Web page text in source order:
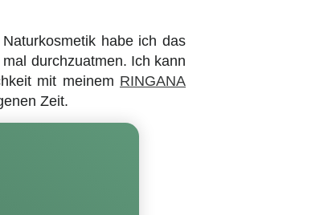
habe ich das
durchzuatmen. Ich kann
mit meinem RINGANA
Zeit.